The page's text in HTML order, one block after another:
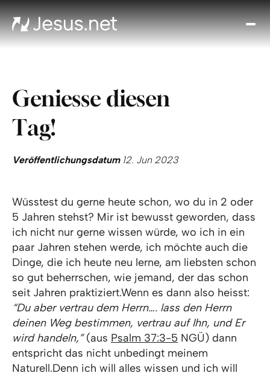
Geniesse diesen
Tag!
Veröffentlichungsdatum12. Jun 2023
Wüsstest du gerne heute schon, wo du in 2 oder
5 Jahren stehst? Mir ist bewusst geworden, dass
ich nicht nur gerne wissen würde, wo ich in ein
paar Jahren stehen werde, ich möchte auch die
Dinge, die ich heute neu lerne, am liebsten schon
so gut beherrschen, wie jemand, der das schon
seit Jahren praktiziert.Wenn es dann also heisst:
“Du aber vertrau dem Herrn…. lass den Herrn
deinen Weg bestimmen, vertrau auf Ihn, und Er
wird handeln,”(aus Psalm 37:3-5 NGÜ) dann
entspricht das nicht unbedingt meinem
Naturell.Denn ich will alles wissen und ich will